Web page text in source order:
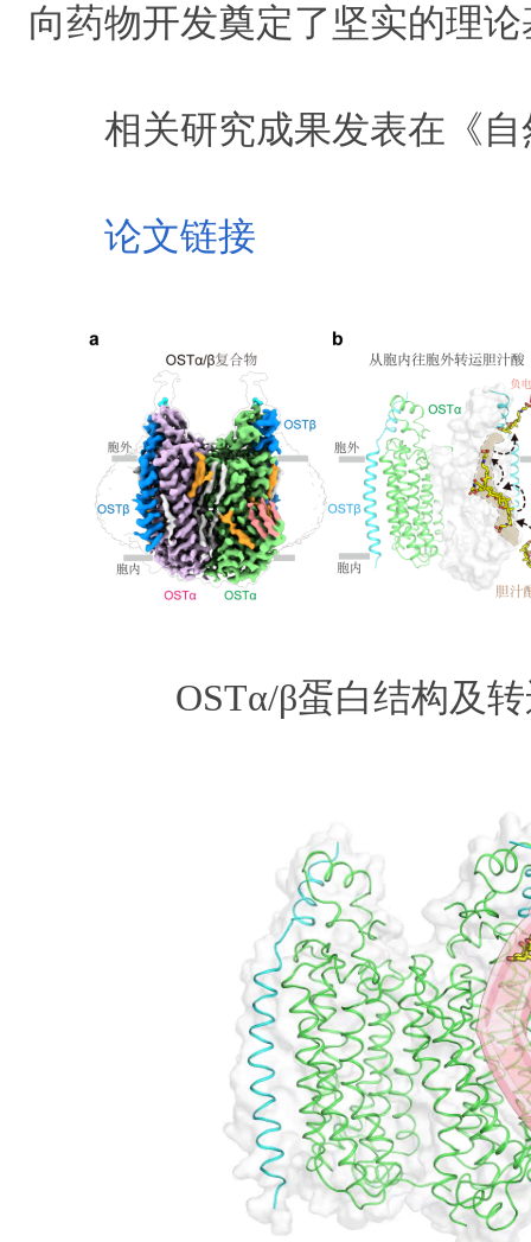
向药物开发奠定了坚实的理
相关研究成果发表在《
论文链接
OSTα/β蛋白结构及